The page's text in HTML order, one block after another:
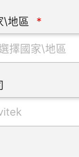
\地區
擇國家\地區